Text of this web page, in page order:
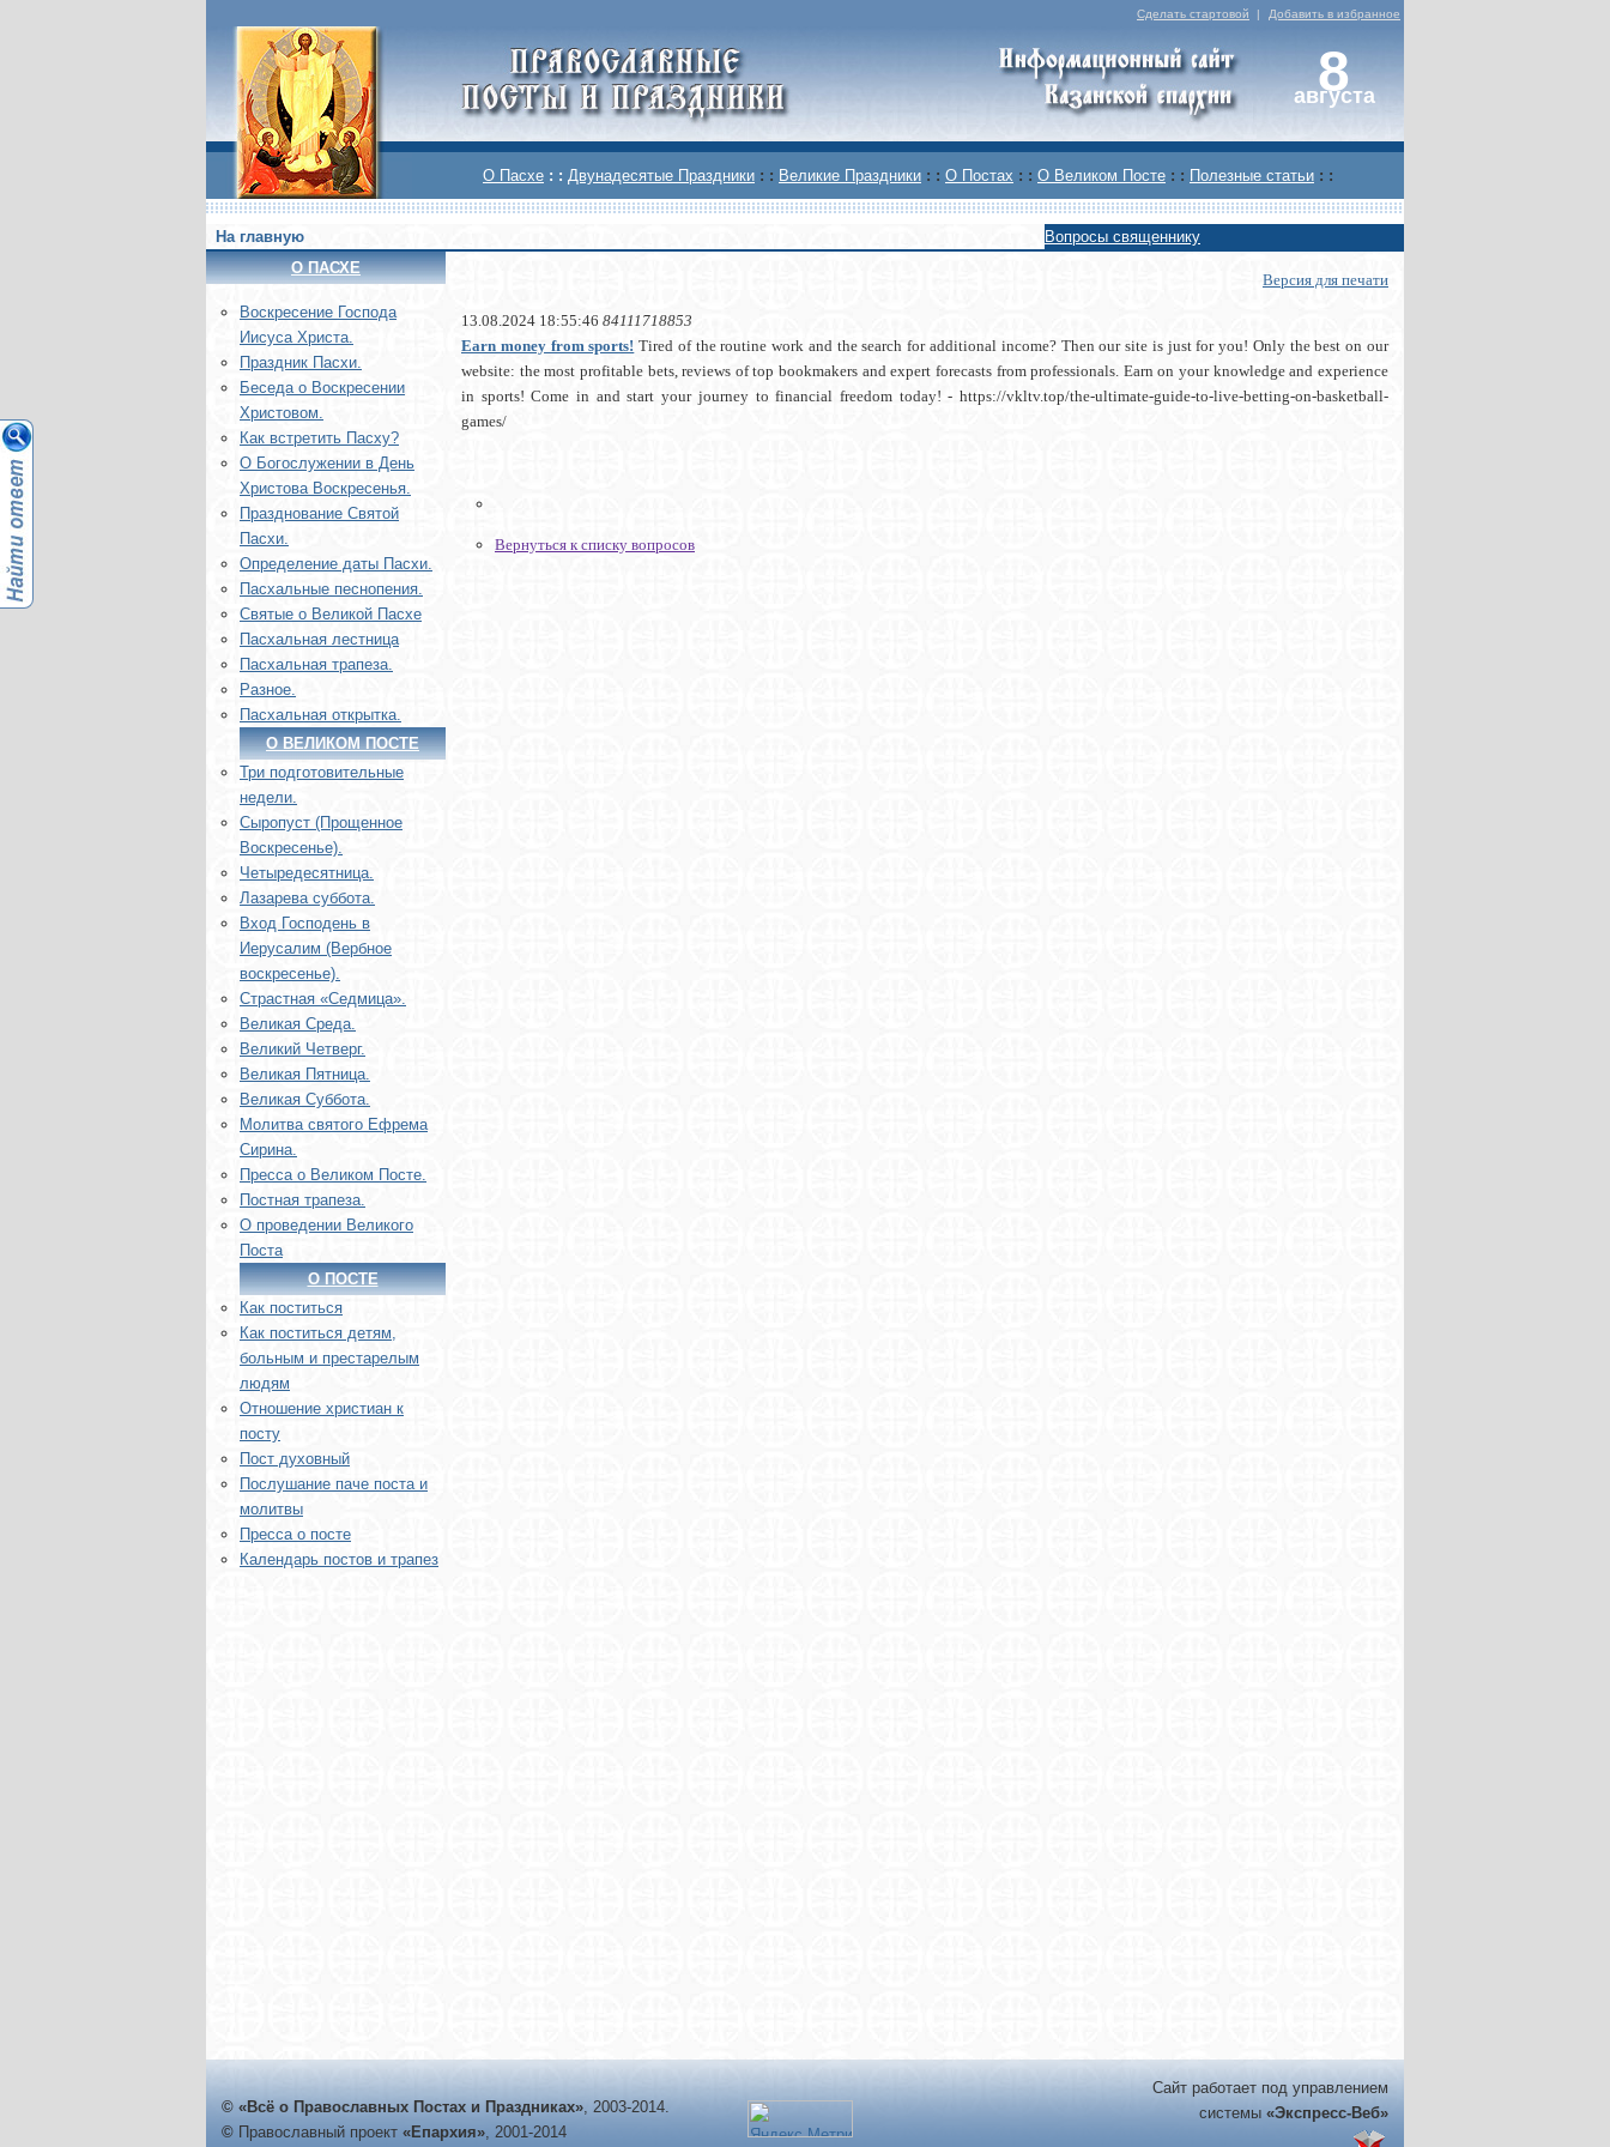
Сделать стартовой | Добавить в избранное
8
августа
О Пасхе : : Двунадесятые Праздники : : Великие Праздники : : О Постах : : О Великом Посте : : Полезные статьи : :
На главную
Вопросы священнику
О ПАСХЕ
Воскреcение Господа
Иисуса Христа.
Праздник Пасхи.
Беседа о Воскресении
Христовом.
Как встретить Пасху?
О Богослужении в День
Христова Воскресенья.
Празднование Святой
Пасхи.
Определение даты Пасхи.
Пасхальные песнопения.
Святые о Великой Пасхе
Пасхальная лестница
Пасхальная трапеза.
Разное.
Пасхальная открытка.
О ВЕЛИКОМ ПОСТЕ
Три подготовительные
недели.
Сыропуст (Прощенное
Воскресенье).
Четыредесятница.
Лазарева суббота.
Вход Господень в
Иерусалим (Вербное
воскресенье).
Страстная «Седмица».
Великая Среда.
Великий Четверг.
Великая Пятница.
Великая Суббота.
Молитва святого Ефрема
Сирина.
Пресса о Великом Посте.
Постная трапеза.
О проведении Великого
Поста
О ПОСТЕ
Как поститься
Как поститься детям,
больным и престарелым
людям
Отношение христиан к
посту
Пост духовный
Послушание паче поста и
молитвы
Пресса о посте
Календарь постов и трапез
Версия для печати
13.08.2024 18:55:46 84111718853
Earn money from sports! Tired of the routine work and the search for additional income? Then our site is just for you! Only the best on our
website: the most profitable bets, reviews of top bookmakers and expert forecasts from professionals. Earn on your knowledge and experience
in sports! Come in and start your journey to financial freedom today! - https://vkltv.top/the-ultimate-guide-to-live-betting-on-basketball-
games/
Вернуться к списку вопросов
© «Всё о Православных Постах и Праздниках», 2003-2014.
© Православный проект «Епархия», 2001-2014
Сайт работает под управлением
системы «Экспресс-Веб»